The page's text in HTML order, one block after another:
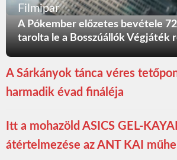
Filmipar
A Pókember előzetes bevétele
tarolta le a Bosszúállók Végjáték
A Sárkányok tánca véres
harmadik évad fináléja
Itt a mohazöld ASICS GEL-
átértelmezése az ANT KAI